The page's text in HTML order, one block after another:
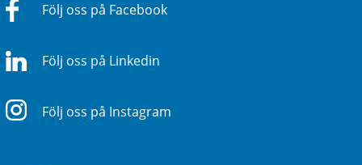
Följ oss på Facebook
Följ oss på Linkedin
Följ oss på Instagram